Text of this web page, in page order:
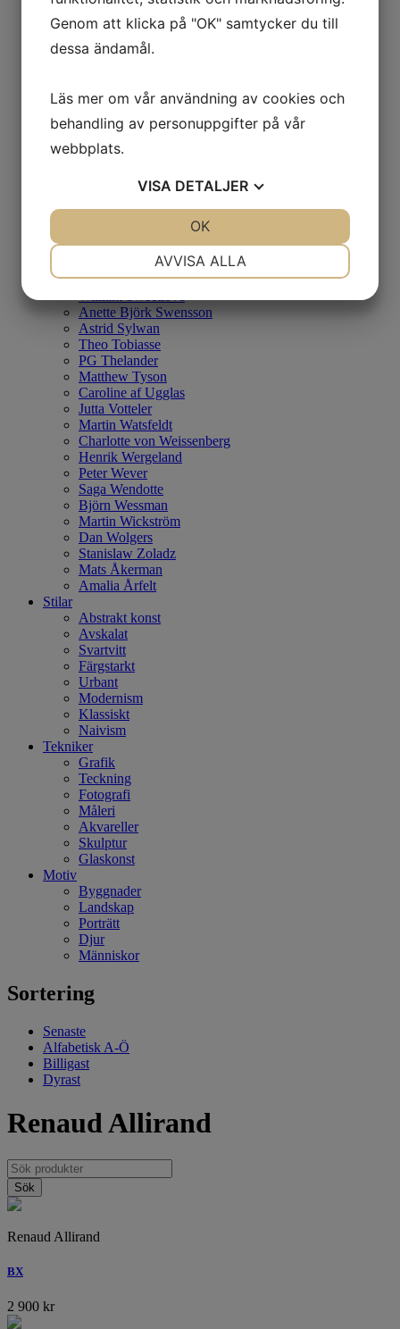
Ian Rusth
Christopher Rådlund
Kersti Rågfelt Strandberg
Erlend Mikael Sæverud
Olga Semenova
Alexandra Severinsson
Mitsuo Shiraishi
Cecilia Sikström
Lovisa Sköld
Peter Sternäng
Simon Dahlgren Strååt
Gustav Sundin
Anette Björk Swensson
Astrid Sylwan
Theo Tobiasse
PG Thelander
Matthew Tyson
Caroline af Ugglas
Jutta Votteler
Martin Watsfeldt
Charlotte von Weissenberg
Henrik Wergeland
Peter Wever
Saga Wendotte
Björn Wessman
Martin Wickström
Dan Wolgers
Stanislaw Zoladz
Mats Åkerman
Amalia Årfelt
Stilar
Abstrakt konst
Avskalat
Svartvitt
Färgstarkt
Urbant
Modernism
Klassiskt
Naivism
Tekniker
Grafik
Teckning
Fotografi
Måleri
Akvareller
Skulptur
Glaskonst
Motiv
Byggnader
Landskap
Porträtt
Djur
Människor
Sortering
Senaste
Alfabetisk A-Ö
Billigast
Dyrast
Renaud Allirand
Renaud Allirand
BX
2 900 kr
Genom att klicka på "OK" samtycker du till
dessa ändamål.
Läs mer om vår användning av cookies och
behandling av personuppgifter på vår
webbplats.
VISA DETALJER
MARKNADSFÖRING
AVVISA ALLA
OK